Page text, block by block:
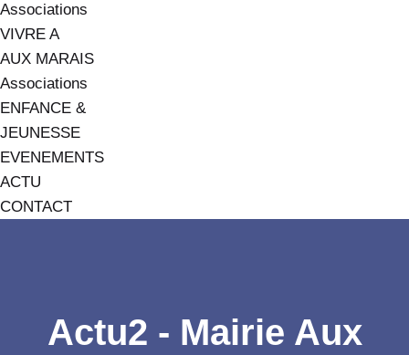
Associations
VIVRE A
AUX MARAIS
Associations
ENFANCE &
JEUNESSE
EVENEMENTS
ACTU
CONTACT
Actu2 - Mairie Aux